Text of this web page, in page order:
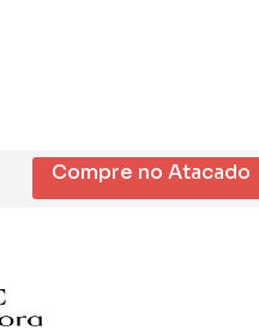
Compre no Atacado